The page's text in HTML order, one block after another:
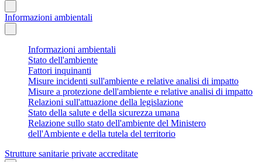
Informazioni ambientali
Informazioni ambientali
Stato dell'ambiente
Fattori inquinanti
Misure incidenti sull'ambiente e relative analisi di impatto
Misure a protezione dell'ambiente e relative analisi di impatto
Relazioni sull'attuazione della legislazione
Stato della salute e della sicurezza umana
Relazione sullo stato dell'ambiente del Ministero
dell'Ambiente e della tutela del territorio
Strutture sanitarie private accreditate